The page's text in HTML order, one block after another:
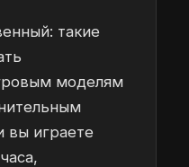
такие
моделям
вы играете